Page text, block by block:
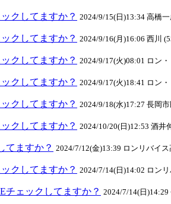
クしてますか？ 2024/9/15(日)13:34 高橋
クしてますか？ 2024/9/16(月)16:06 西川
クしてますか？ 2024/9/17(火)08:01 ロン
クしてますか？ 2024/9/17(火)18:41 ロン
クしてますか？ 2024/9/18(水)17:27 長岡
クしてますか？ 2024/10/20(日)12:53 酒井
てますか？ 2024/7/12(金)13:39 ロンリバイ
クしてますか？ 2024/7/14(日)14:02 ロン
チェックしてますか？ 2024/7/14(日)14:29